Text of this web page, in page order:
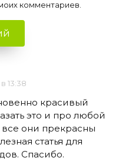
комментариев.
13:38
красивый
это и про любой
все они прекрасны
статья для
Спасибо.